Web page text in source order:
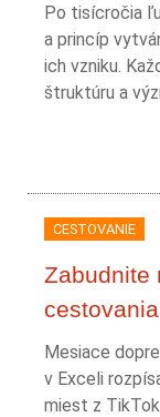
Po tisícročia
a princíp
ich vzniku.
štruktúru a
CESTOVANIE
Zabudnite
Mesiace
v Exceli
miest z